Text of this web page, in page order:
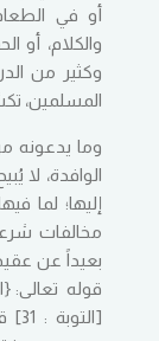
أو في
والكلام، أو
وكثير من
المسلمين،
وما يدعونه
الوافدة، لا
إليها؛ لما
مخالفات
بعيداً عن
قوله تعالى: